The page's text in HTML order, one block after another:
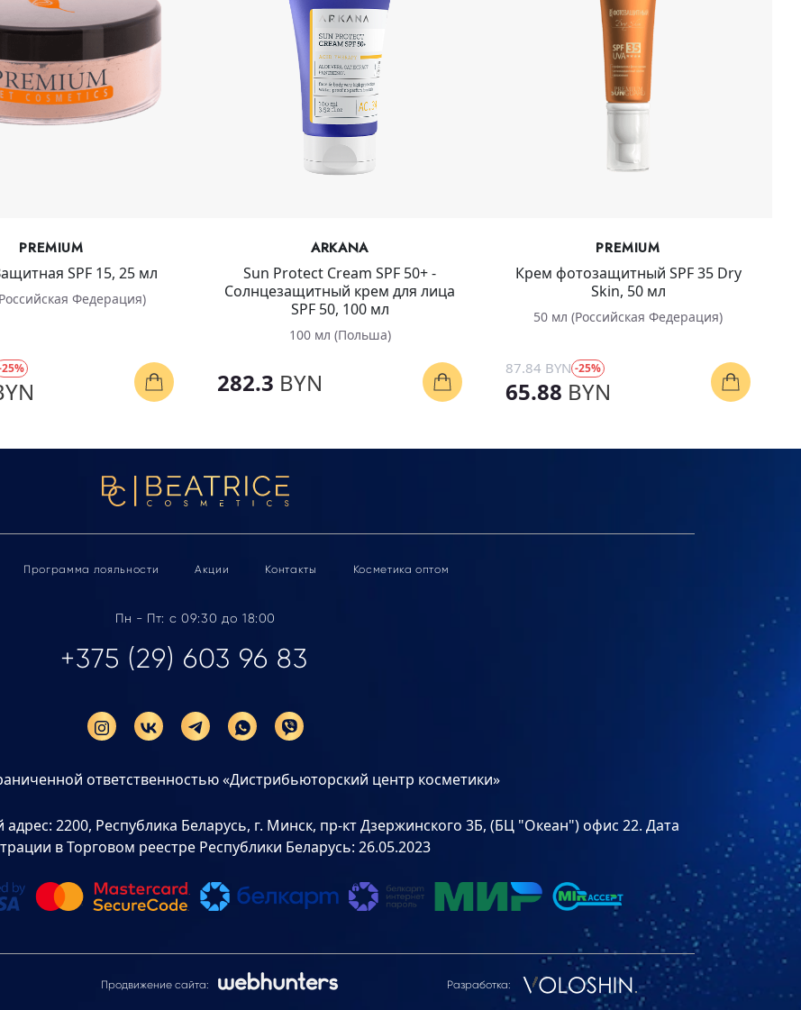
PREMIUM
SPF 15, 25 мл
Федерация)
ARKANA
Sun Protect Cream SPF 50+ -
Солнцезащитный крем для лица
SPF 50, 100 мл
100 мл (Польша)
282.3 BYN
PREMIUM
Крем фотозащитный SPF 35 Dry
Skin, 50 мл
50 мл (Российская Федерация)
87.84 BYN -25%
65.88 BYN
Программа лояльности Акции Контакты Косметика оптом
Пн - Пт: с 09:30 до 18:00
+375 (29) 603 96 83
ответственностью «Дистрибьюторский центр косметики»
2200, Республика Беларусь, г. Минск, пр-кт Дзержинского 3Б, (БЦ "Океан") офис 22. Дата
в Торговом реестре Республики Беларусь: 26.05.2023
Продвижение сайта: Разработка: